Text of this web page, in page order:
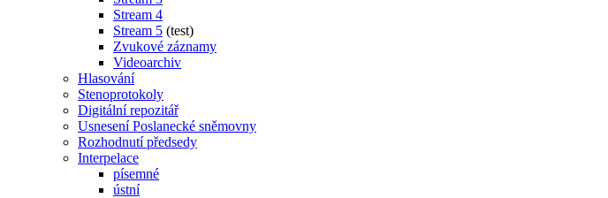
Stream 4
Stream 5 (test)
Zvukové záznamy
Videoarchiv
Hlasování
Stenoprotokoly
Digitální repozitář
Usnesení Poslanecké sněmovny
Rozhodnutí předsedy
Interpelace
písemné
ústní